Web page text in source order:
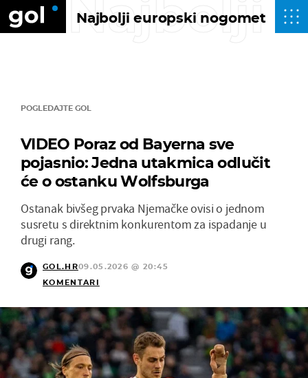
Najbolji europski nogomet
Najbolji
POGLEDAJTE GOL
VIDEO Poraz od Bayerna sve
pojasnio: Jedna utakmica odlučit
će o ostanku Wolfsburga
Ostanak bivšeg prvaka Njemačke ovisi o jednom
susretu s direktnim konkurentom za ispadanje u
drugi rang.
GOL.HR09.05.2026 @ 20:45
KOMENTARI